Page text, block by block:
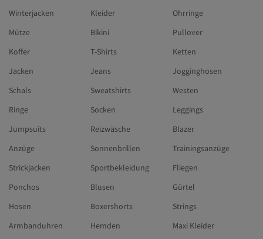
Winterjacken
Kleider
Ohrringe
Mütze
Bikini
Pullover
Koffer
T-Shirts
Ketten
Jacken
Jeans
Jogginghosen
Schals
Sweatshirts
Westen
Ringe
Socken
Leggings
Jumpsuits
Reizwäsche
Blazer
Anzüge
Sonnenbrillen
Trainingsanzüge
Strickjacken
Sportbekleidung
Fliegen
Ponchos
Blusen
Gürtel
Hosen
Boxershorts
Strings
Armbanduhren
Hemden
Maxi Kleider